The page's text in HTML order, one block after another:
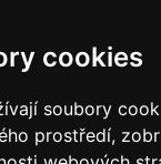
cookies
soubory
prostředí,
(více informací
Elektronická